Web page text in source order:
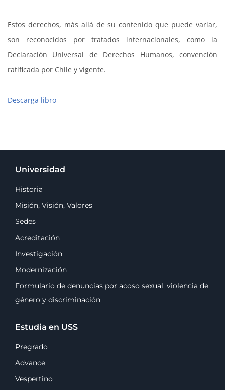
Estos derechos, más allá de su contenido que puede variar,
son reconocidos por tratados internacionales, como la
Declaración Universal de Derechos Humanos, convención
ratificada por Chile y vigente.
Descarga libro
Universidad
Historia
Misión, Visión, Valores
Sedes
Acreditación
Investigación
Modernización
Formulario de denuncias por acoso sexual, violencia de
género y discriminación
Estudia en USS
Pregrado
Advance
Vespertino